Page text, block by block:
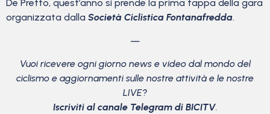
De Pretto, quest’anno si prende la prima tappa della gara
organizzata dalla Società Ciclistica Fontanafredda.
—
Vuoi ricevere ogni giorno news e video dal mondo del
ciclismo e aggiornamenti sulle nostre attività e le nostre
LIVE?
Iscriviti al canale Telegram di BICITV.